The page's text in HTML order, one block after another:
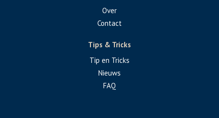
Over
Contact
Tips & Tricks
Tip en Tricks
Nieuws
FAQ